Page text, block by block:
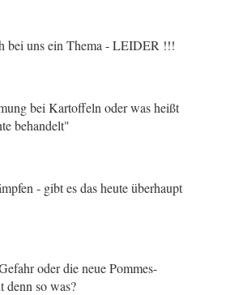
bei uns ein Thema - LEIDER !!!
bei Kartoffeln oder was heißt
behandelt"
- gibt es das heute überhaupt
oder die neue Pommes-
denn so was?